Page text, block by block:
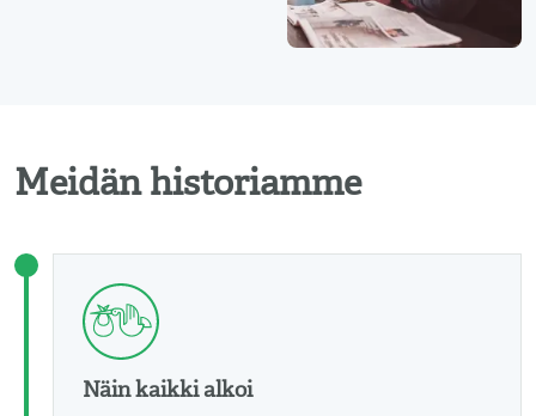
Meidän historiamme
Näin kaikki alkoi